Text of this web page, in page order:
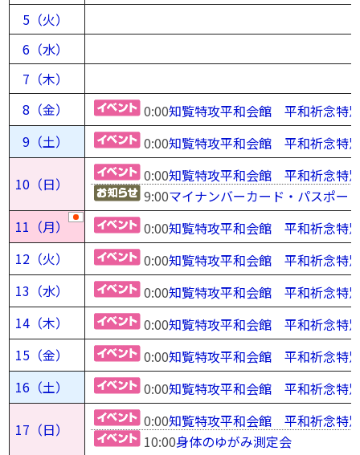
5（火）
6（水）
7（木）
8（金）
0:00知覧特攻平和会館 平和祈念特
9（土）
0:00知覧特攻平和会館 平和祈念特
10（日） 0:00知覧特攻平和会館 平和祈念特
9:00マイナンバーカード・パスポー
11（月）
0:00知覧特攻平和会館 平和祈念特
12（火）
0:00知覧特攻平和会館 平和祈念特
13（水）
0:00知覧特攻平和会館 平和祈念特
14（木）
0:00知覧特攻平和会館 平和祈念特
15（金）
0:00知覧特攻平和会館 平和祈念特
16（土）
0:00知覧特攻平和会館 平和祈念特
17（日） 0:00知覧特攻平和会館 平和祈念特
10:00身体のゆがみ測定会